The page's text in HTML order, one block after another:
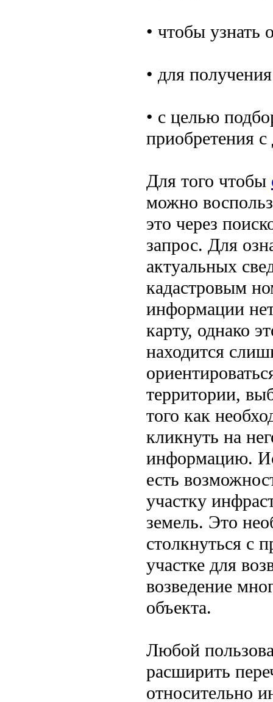
• чтобы узнать
• для
• с целью
приобретения
Для того чтобы
можно
это через
запрос. Для
актуальных
кадастровым
информации
карту, однако
находится
территории,
того как
кликнуть на
информацию.
есть
участку
земель. Это
столкнуться с
участке для
возведение
объекта.
Любой
расширить
относительно